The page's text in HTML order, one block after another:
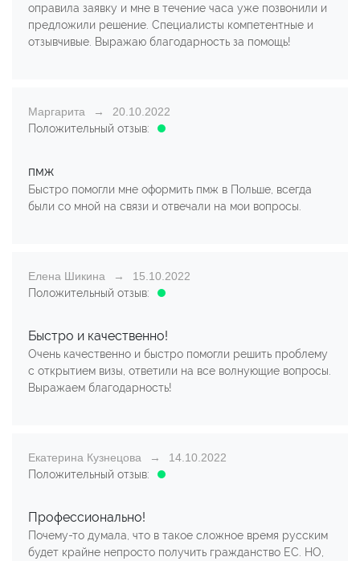
оправила заявку и мне в течение часа уже позвонили и
предложили решение. Специалисты компетентные и
отзывчивые. Выражаю благодарность за помощь!
Маргарита
20.10.2022
Положительный отзыв:
пмж
Быстро помогли мне оформить пмж в Польше, всегда
были со мной на связи и отвечали на мои вопросы.
Елена Шикина
15.10.2022
Положительный отзыв:
Быстро и качественно!
Очень качественно и быстро помогли решить проблему
с открытием визы, ответили на все волнующие вопросы.
Выражаем благодарность!
Екатерина Кузнецова
14.10.2022
Положительный отзыв:
Профессионально!
Почему-то думала, что в такое сложное время русским
будет крайне непросто получить гражданство ЕС. НО,